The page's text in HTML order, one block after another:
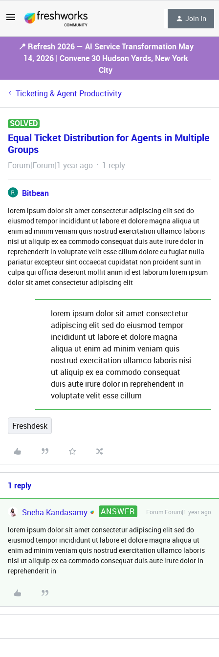
Join In
📍 Refresh 2026 — AI Service Transformation May
14, 2026 | Convene 30 Hudson Yards, New York
City
Ticketing & Agent Productivity
SOLVED
Equal Ticket Distribution for Agents in Multiple
Groups
Forum|Forum|1 year ago 1 reply
Bitbean
lorem ipsum dolor sit amet consectetur adipiscing elit sed do
eiusmod tempor incididunt ut labore et dolore magna aliqua ut
enim ad minim veniam quis nostrud exercitation ullamco laboris
nisi ut aliquip ex ea commodo consequat duis aute irure dolor in
reprehenderit in voluptate velit esse cillum dolore eu fugiat nulla
pariatur excepteur sint occaecat cupidatat non proident sunt in
culpa qui officia deserunt mollit anim id est laborum lorem ipsum
dolor sit amet consectetur adipiscing elit
lorem ipsum dolor sit amet consectetur
adipiscing elit sed do eiusmod tempor
incididunt ut labore et dolore magna
aliqua ut enim ad minim veniam quis
nostrud exercitation ullamco laboris nisi
ut aliquip ex ea commodo consequat
duis aute irure dolor in reprehenderit in
voluptate velit esse cillum
Freshdesk
1 reply
Sneha Kandasamy ANSWER Forum|Forum|1 year ago
lorem ipsum dolor sit amet consectetur adipiscing elit sed do
eiusmod tempor incididunt ut labore et dolore magna aliqua ut
enim ad minim veniam quis nostrud exercitation ullamco laboris
nisi ut aliquip ex ea commodo consequat duis aute irure dolor in
reprehenderit in